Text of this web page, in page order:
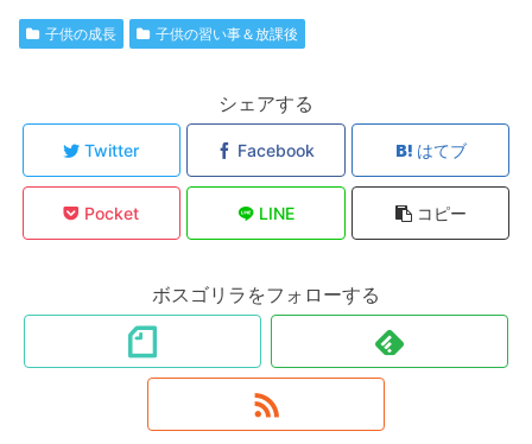
子供の成長 子供の習い事＆放課後
シェアする
Twitter Facebook はてブ
Pocket LINE コピー
ボスゴリラをフォローする